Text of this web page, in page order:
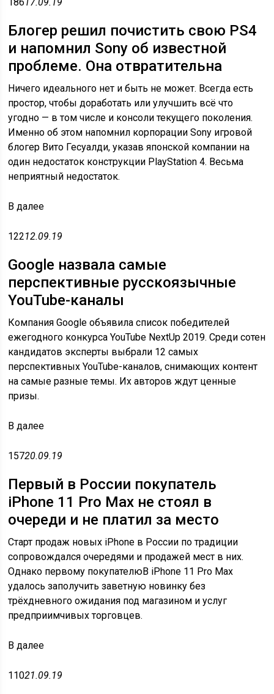
Блогер решил почистить свою PS4
и напомнил Sony об известной
проблеме. Она отвратительна
Ничего идеального нет и быть не может. Всегда есть
простор, чтобы доработать или улучшить всё что
угодно — в том числе и консоли текущего поколения.
Именно об этом напомнил корпорации Sony игровой
блогер Вито Гесуалди, указав японской компании на
один недостаток конструкции PlayStation 4. Весьма
неприятный недостаток.
В далее
12212.09.19
Google назвала самые
перспективные русскоязычные
YouTube-каналы
Компания Google объявила список победителей
ежегодного конкурса YouTube NextUp 2019. Среди сотен
кандидатов эксперты выбрали 12 самых
перспективных YouTube-каналов, снимающих контент
на самые разные темы. Их авторов ждут ценные
призы.
В далее
15720.09.19
Первый в России покупатель
iPhone 11 Pro Max не стоял в
очереди и не платил за место
Старт продаж новых iPhone в России по традиции
сопровождался очередями и продажей мест в них.
Однако первому покупателюВ iPhone 11 Pro Max
удалось заполучить заветную новинку без
трёхдневного ожидания под магазином и услуг
предприимчивых торговцев.
В далее
11021.09.19